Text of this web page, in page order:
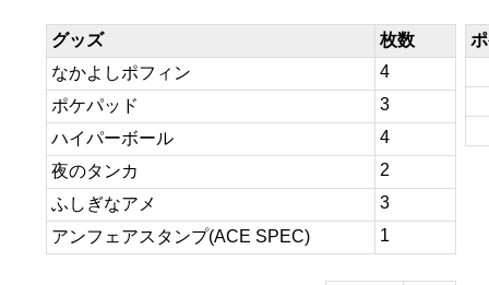
グッズ
枚数
なかよしポフィン
4
ポケパッド
3
ハイパーボール
4
夜のタンカ
2
ふしぎなアメ
3
アンフェアスタンプ(ACE SPEC)
1